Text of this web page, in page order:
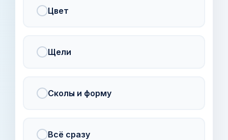
Цвет
Щели
Сколы и форму
Всё сразу